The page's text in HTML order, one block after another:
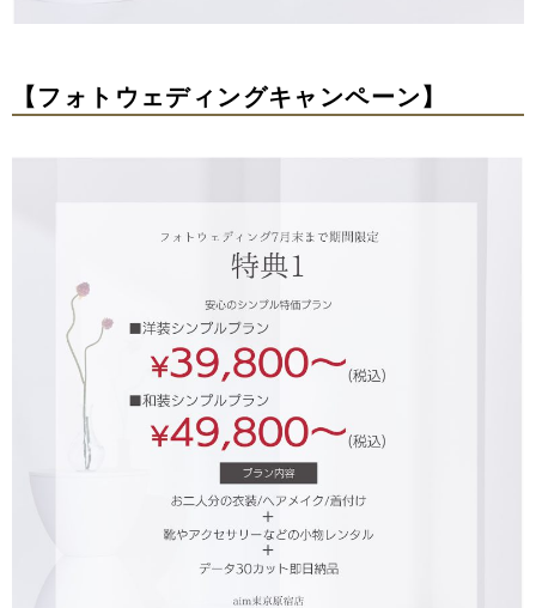
【フォトウェディングキャンペーン】